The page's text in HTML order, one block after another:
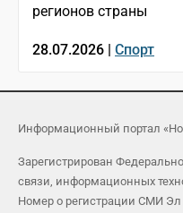
регионов страны
28.07.2026 | Спорт
Информационный портал
Зарегистрирован
связи, информационных
Номер о регистрации СМИ